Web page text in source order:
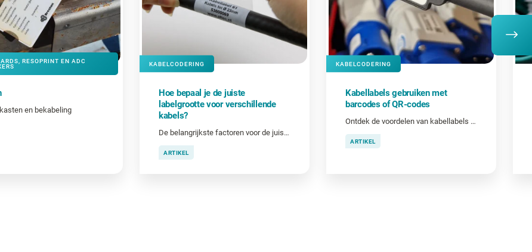
RESOPRINT EN ADC
en bekabeling
KABELCODERING
Hoe bepaal je de juiste
labelgrootte voor verschillende
kabels?
De belangrijkste factoren voor de juiste labelgrootte
ARTIKEL
KABELCODERING
Kabellabels gebruiken met
barcodes of QR-codes
Ontdek de voordelen van kabellabels met barcodes en QR-codes.
ARTIKEL